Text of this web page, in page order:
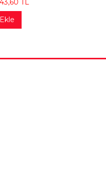
,60 TL